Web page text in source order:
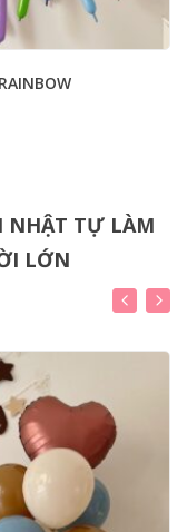
NHẬT TỰ LÀM
LỚN